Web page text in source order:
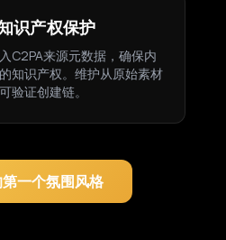
识产权保护
C2PA来源元数据，确保内
知识产权。维护从原始素材
验证创建链。
一个氛围风格